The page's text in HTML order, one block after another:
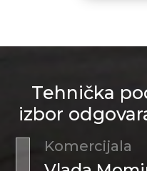
Tehnička
izbor
Komercijala